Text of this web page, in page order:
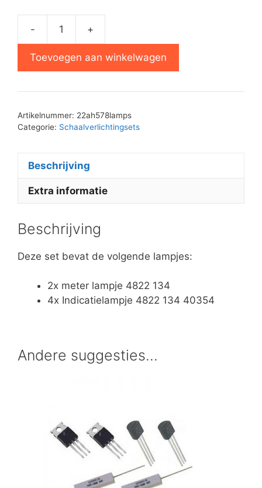
-
schaalverlichting
aantal
+
Toevoegen aan winkelwagen
Artikelnummer: 22ah578lamps
Categorie: Schaalverlichtingsets
Beschrijving
Extra informatie
Beschrijving
Deze set bevat de volgende lampjes:
2x meter lampje 4822 134
4x Indicatielampje 4822 134 40354
Andere suggesties…